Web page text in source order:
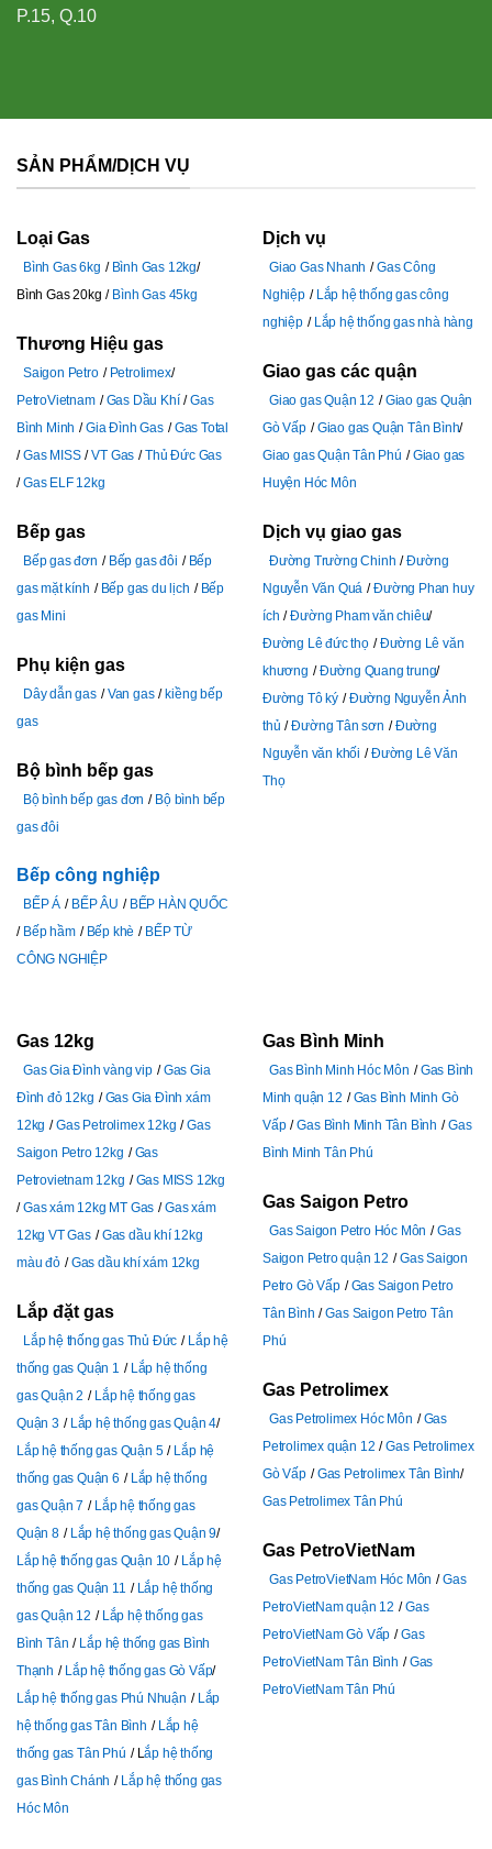
P.15, Q.10
SẢN PHẨM/DỊCH VỤ
Loại Gas
Bình Gas 6kg
Bình Gas 12kg
Bình Gas 20kg
Bình Gas 45kg
Thương Hiệu gas
Saigon Petro
Petrolimex
PetroVietnam
Gas Dầu Khí
Gas
Bình Minh
Gia Đình Gas
Gas Total
Gas MISS
VT Gas
Thủ Đức Gas
Gas ELF 12kg
Bếp gas
Bếp gas đơn Bếp gas đôi
Bếp
gas mặt kính
Bếp gas du lịch
Bếp
gas Mini
Phụ kiện gas
Dây dẫn gas Van gas
kiềng bếp
gas
Bộ bình bếp gas
Bộ bình bếp gas đơn
Bộ bình bếp
gas đôi
Bếp công nghiệp
BẾP Á BẾP ÂU
BẾP HÀN QUỐC
Bếp hầm
Bếp khè
BẾP TỪ
CÔNG NGHIỆP
Dịch vụ
Giao Gas Nhanh
Gas Công
Nghiệp
Lắp hệ thống gas công
nghiệp
Lắp hệ thống gas nhà hàng
Giao gas các quận
Giao gas Quận 12
Giao gas Quận
Gò Vấp
Giao gas Quận Tân Bình
Giao gas Quận Tân Phú
Giao gas
Huyện Hóc Môn
Dịch vụ giao gas
Đường Trường Chinh
Đường
Nguyễn Văn Quá
Đường Phan huy
ích
Đường Pham văn chiêu
Đường Lê đức thọ
Đường Lê văn
khương
Đường Quang trung
Đường Tô ký
Đường Nguyễn Ảnh
thủ
Đường Tân sơn
Đường
Nguyễn văn khối
Đường Lê Văn
Thọ
Gas 12kg
Gas Gia Đình vàng vip
Gas Gia
Đình đỏ 12kg
Gas Gia Đình xám
12kg
Gas Petrolimex 12kg
Gas
Saigon Petro 12kg
Gas
Petrovietnam 12kg
Gas MISS 12kg
Gas xám 12kg MT Gas
Gas xám
12kg VT Gas
Gas dầu khí 12kg
màu đỏ
Gas dầu khí xám 12kg
Lắp đặt gas
Lắp hệ thống gas Thủ Đức
Lắp hệ
thống gas Quận 1
Lắp hệ thống
gas Quận 2
Lắp hệ thống gas
Quận 3
Lắp hệ thống gas Quận 4
Lắp hệ thống gas Quận 5
Lắp hệ
thống gas Quận 6
Lắp hệ thống
gas Quận 7
Lắp hệ thống gas
Quận 8
Lắp hệ thống gas Quận 9
Lắp hệ thống gas Quận 10
Lắp hệ
thống gas Quận 11
Lắp hệ thống
gas Quận 12
Lắp hệ thống gas
Bình Tân
Lắp hệ thống gas Bình
Thạnh
Lắp hệ thống gas Gò Vấp
Lắp hệ thống gas Phú Nhuận
Lắp
hệ thống gas Tân Bình
Lắp hệ
thống gas Tân Phú
Lắp hệ thống
gas Bình Chánh
Lắp hệ thống gas
Hóc Môn
Gas Bình Minh
Gas Bình Minh Hóc Môn
Gas Bình
Minh quận 12
Gas Bình Minh Gò
Vấp
Gas Bình Minh Tân Bình
Gas
Bình Minh Tân Phú
Gas Saigon Petro
Gas Saigon Petro Hóc Môn
Gas
Saigon Petro quận 12
Gas Saigon
Petro Gò Vấp
Gas Saigon Petro
Tân Bình
Gas Saigon Petro Tân
Phú
Gas Petrolimex
Gas Petrolimex Hóc Môn
Gas
Petrolimex quận 12
Gas Petrolimex
Gò Vấp
Gas Petrolimex Tân Bình
Gas Petrolimex Tân Phú
Gas PetroVietNam
Gas PetroVietNam Hóc Môn
Gas
PetroVietNam quận 12
Gas
PetroVietNam Gò Vấp
Gas
PetroVietNam Tân Bình
Gas
PetroVietNam Tân Phú